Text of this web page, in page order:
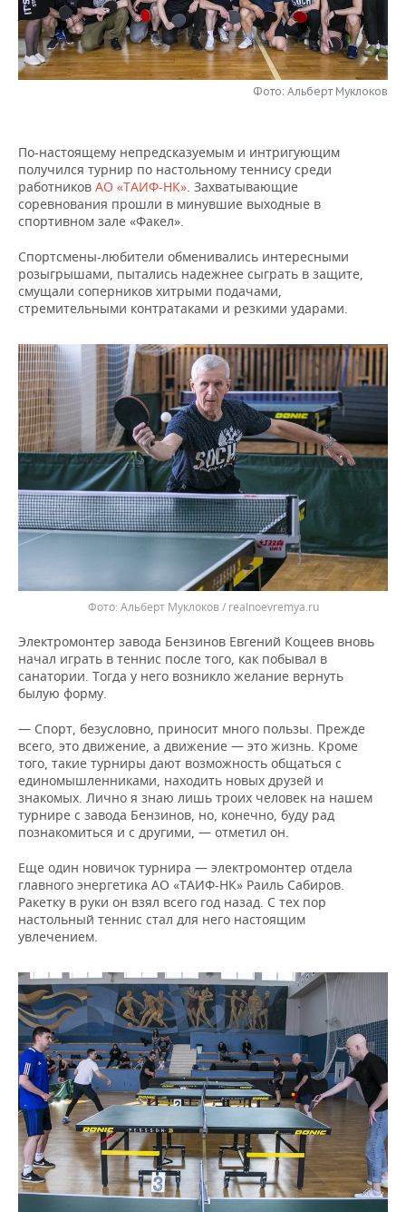
НЕФТЕХИМИЯ
НЕФТЬ
РОЗНИЧНАЯ ТОРГОВЛЯ
ТРАНСПОРТ
НОВОСТИ ТЕХНОЛОГИЙ
IT
ТЕЛЕКОММУНИКАЦИИ
МЕРОПРИЯТИЯ
НОВОСТИ МЕРОПРИЯТИЙ
БИЗНЕС-БРАНЧИ
ONLINE-КОНФЕРЕНЦИИ
СПОРТ
ФУТБОЛ
ХОККЕЙ
ВОЛЕЙБОЛ
ФИГУРНОЕ КАТАНИЕ
ВОДНЫЕ ВИДЫ СПОРТА
ХОККЕЙ С МЯЧОМ
НОВОСТИ ОБЩЕСТВА
ВЛАСТЬ
ИСТОРИЯ
МЕДИЦИНА
ОБРАЗОВАНИЕ
ПРОИСШЕСТВИЯ
ФОТОГАЛЕРЕЯ
СЮЖЕТЫ
СПИСОК ПЕРСОН
ПОЛНАЯ ВЕРСИЯ
Фото: Альберт Муклоков
По-настоящему непредсказуемым и интригующим
получился турнир по настольному теннису среди
работников АО «ТАИФ-НК». Захватывающие
соревнования прошли в минувшие выходные в
спортивном зале «Факел».
Спортсмены-любители обменивались интересными
розыгрышами, пытались надежнее сыграть в защите,
смущали соперников хитрыми подачами,
стремительными контратаками и резкими ударами.
Альберт Муклоков / realnoevremya.ru
Электромонтер завода Бензинов Евгений Кощеев вновь
начал играть в теннис после того, как побывал в
санатории. Тогда у него возникло желание вернуть
былую форму.
— Спорт, безусловно, приносит много пользы. Прежде
всего, это движение, а движение — это жизнь. Кроме
того, такие турниры дают возможность общаться с
единомышленниками, находить новых друзей и
знакомых. Лично я знаю лишь троих человек на нашем
турнире с завода Бензинов, но, конечно, буду рад
познакомиться и с другими, — отметил он.
Еще один новичок турнира — электромонтер отдела
главного энергетика АО «ТАИФ-НК» Раиль Сабиров.
Ракетку в руки он взял всего год назад. С тех пор
настольный теннис стал для него настоящим
увлечением.